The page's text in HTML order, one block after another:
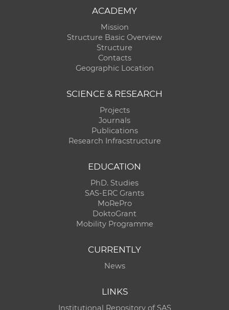
ACADEMY
Mission
Structure Basic Overview
Structure
Contacts
Geographic Location
SCIENCE & RESEARCH
Projects
Journals
Publications
Research Infracstructure
EDUCATION
PhD. Studies
SAS-ERC Grants
MoRePro
DoktoGrant
Mobility Programme
CURRENTLY
News
LINKS
Institutional Repository of SAS